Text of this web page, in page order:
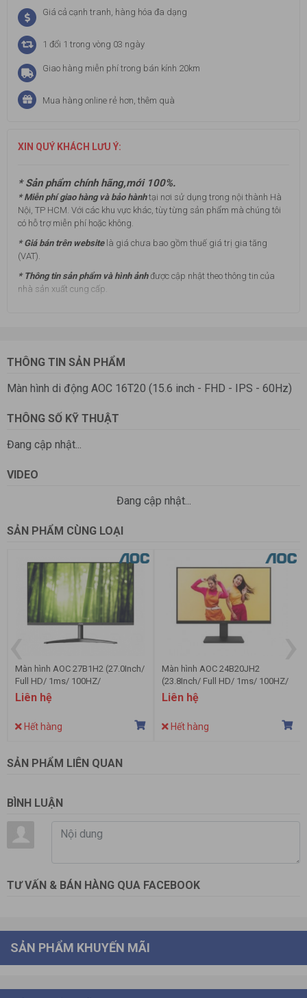
Giá cả cạnh tranh, hàng hóa đa dạng
1 đổi 1 trong vòng 03 ngày
Giao hàng miễn phí trong bán kính 20km
Mua hàng online rẻ hơn, thêm quà
XIN QUÝ KHÁCH LƯU Ý:
* Sản phẩm chính hãng,mới 100%.
* Miễn phí giao hàng và bảo hànhtại nơi sử dụng trong nội thành Hà
Nội, TP HCM. Với các khu vực khác, tùy từng sản phẩm mà chúng tôi
có hỗ trợ miễn phí hoặc không.
* Giá bán trên websitelà giá chưa bao gồm thuế giá trị gia tăng
(VAT).
* Thông tin sản phẩm và hình ảnhđược cập nhật theo thông tin của
nhà sản xuất cung cấp.
THÔNG TIN SẢN PHẨM
Màn hình di động AOC 16T20 (15.6 inch - FHD - IPS - 60Hz)
THÔNG SỐ KỸ THUẬT
Đang cập nhật...
VIDEO
Đang cập nhật...
SẢN PHẨM CÙNG LOẠI
Màn hình AOC 27B1H2 (27.0Inch/
Full HD/ 1ms/ 100HZ/
250cd/m2/ IPS)
Liên hệ
Hết hàng
Màn hình AOC 24B20JH2
(23.8Inch/ Full HD/ 1ms/ 100HZ/
250cd/m2/ IPS)
Liên hệ
Hết hàng
SẢN PHẨM LIÊN QUAN
BÌNH LUẬN
TƯ VẤN & BÁN HÀNG QUA FACEBOOK
SẢN PHẨM KHUYẾN MÃI